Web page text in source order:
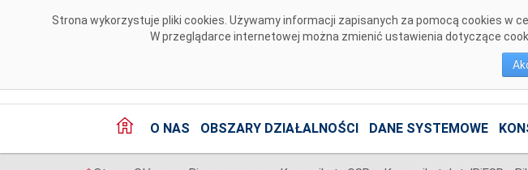
Strona wykorzystuje pliki cookies. Używamy informacji zapisanych za pomocą cookies
W przeglądarce internetowej można zmienić ustawienia dotyczące
O NAS OBSZARY DZIAŁALNOŚCI DANE SYSTEMOWE